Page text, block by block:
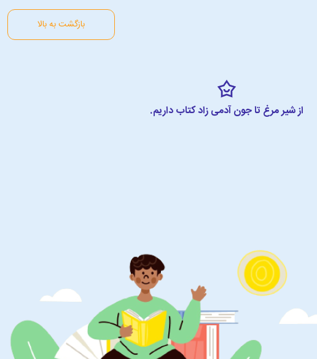
بازگشت به بالا
از شیر مرغ تا جون آدمی زاد کتاب داریم.